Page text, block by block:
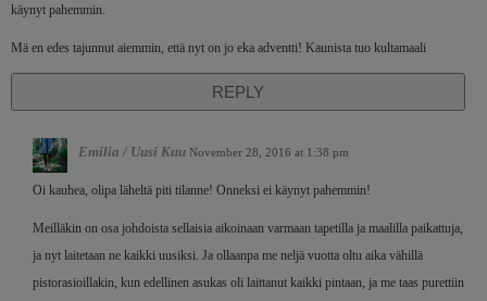
käynyt pahemmin.
Mä en edes tajunnut aiemmin, että nyt on jo eka adventti! Kaunista tuo kultamaali
REPLY
Emilia / Uusi Kuu November 28, 2016 at 1:38 pm
Oi kauhea, olipa läheltä piti tilanne! Onneksi ei käynyt pahemmin!
Meilläkin on osa johdoista sellaisia aikoinaan varmaan tapetilla ja maalilla paikattuja,
ja nyt laitetaan ne kaikki uusiksi. Ja ollaanpa me neljä vuotta oltu aika vähillä
pistorasioillakin, kun edellinen asukas oli laittanut kaikki pintaan, ja me taas purettiin